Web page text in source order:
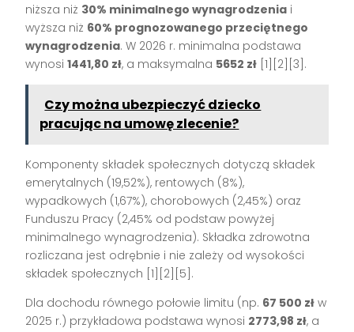
niższa niż 30% minimalnego wynagrodzenia i
wyższa niż 60% prognozowanego przeciętnego
wynagrodzenia. W 2026 r. minimalna podstawa
wynosi1441,80 zł, a maksymalna 5652 zł [1][2][3].
Czy można ubezpieczyć dziecko
pracując na umowę zlecenie?
Komponenty składek społecznych dotyczą składek
emerytalnych (19,52%), rentowych (8%),
wypadkowych (1,67%), chorobowych (2,45%) oraz
Funduszu Pracy (2,45% od podstaw powyżej
minimalnego wynagrodzenia). Składka zdrowotna
rozliczana jest odrębnie i nie zależy od wysokości
składek społecznych [1][2][5].
Dla dochodu równego połowie limitu (np. 67 500 zł w
2025 r.) przykładowa podstawa wynosi 2773,98 zł, a